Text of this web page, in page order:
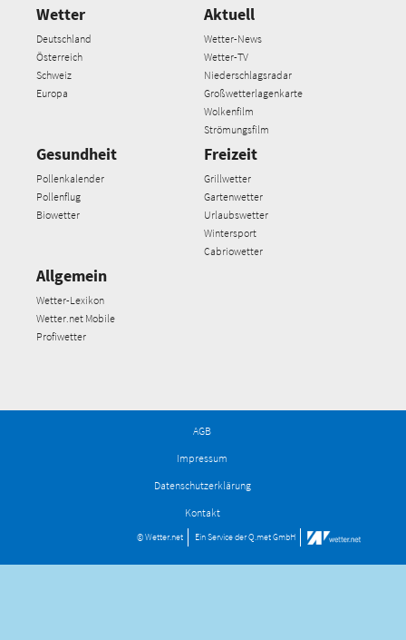
Wetter
Deutschland
Österreich
Schweiz
Europa
Aktuell
Wetter-News
Wetter-TV
Niederschlagsradar
Großwetterlagenkarte
Wolkenfilm
Strömungsfilm
Gesundheit
Pollenkalender
Pollenflug
Biowetter
Freizeit
Grillwetter
Gartenwetter
Urlaubswetter
Wintersport
Cabriowetter
Allgemein
Wetter-Lexikon
Wetter.net Mobile
Profiwetter
AGB
Impressum
Datenschutzerklärung
Kontakt
© Wetter.net Ein Service derQ.met GmbH